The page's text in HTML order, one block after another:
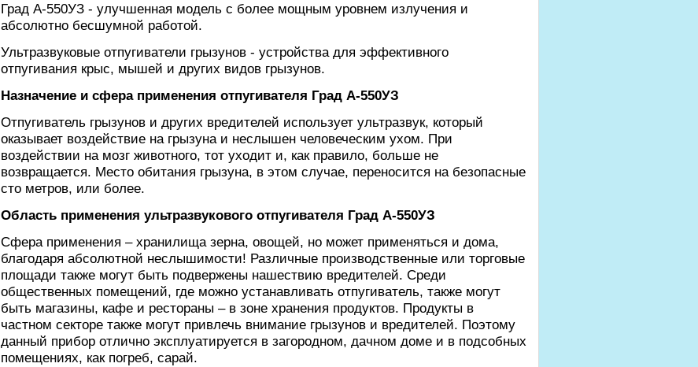
Град А-550УЗ - улучшенная модель с более мощным уровнем излучения и
абсолютно бесшумной работой.
Ультразвуковые отпугиватели грызунов - устройства для эффективного
отпугивания крыс, мышей и других видов грызунов.
Назначение и сфера применения отпугивателя Град А-550УЗ
Отпугиватель грызунов и других вредителей использует ультразвук, который
оказывает воздействие на грызуна и неслышен человеческим ухом. При
воздействии на мозг животного, тот уходит и, как правило, больше не
возвращается. Место обитания грызуна, в этом случае, переносится на безопасные
сто метров, или более.
Область применения ультразвукового отпугивателя Град А-550УЗ
Сфера применения – хранилища зерна, овощей, но может применяться и дома,
благодаря абсолютной неслышимости! Различные производственные или торговые
площади также могут быть подвержены нашествию вредителей. Среди
общественных помещений, где можно устанавливать отпугиватель, также могут
быть магазины, кафе и рестораны – в зоне хранения продуктов. Продукты в
частном секторе также могут привлечь внимание грызунов и вредителей. Поэтому
данный прибор отлично эксплуатируется в загородном, дачном доме и в подсобных
помещениях, как погреб, сарай.